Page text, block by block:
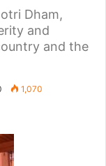
Dham,
and
and the
1,070